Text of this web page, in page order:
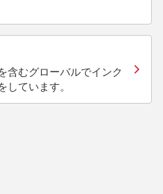
含むグローバルでインク
しています。